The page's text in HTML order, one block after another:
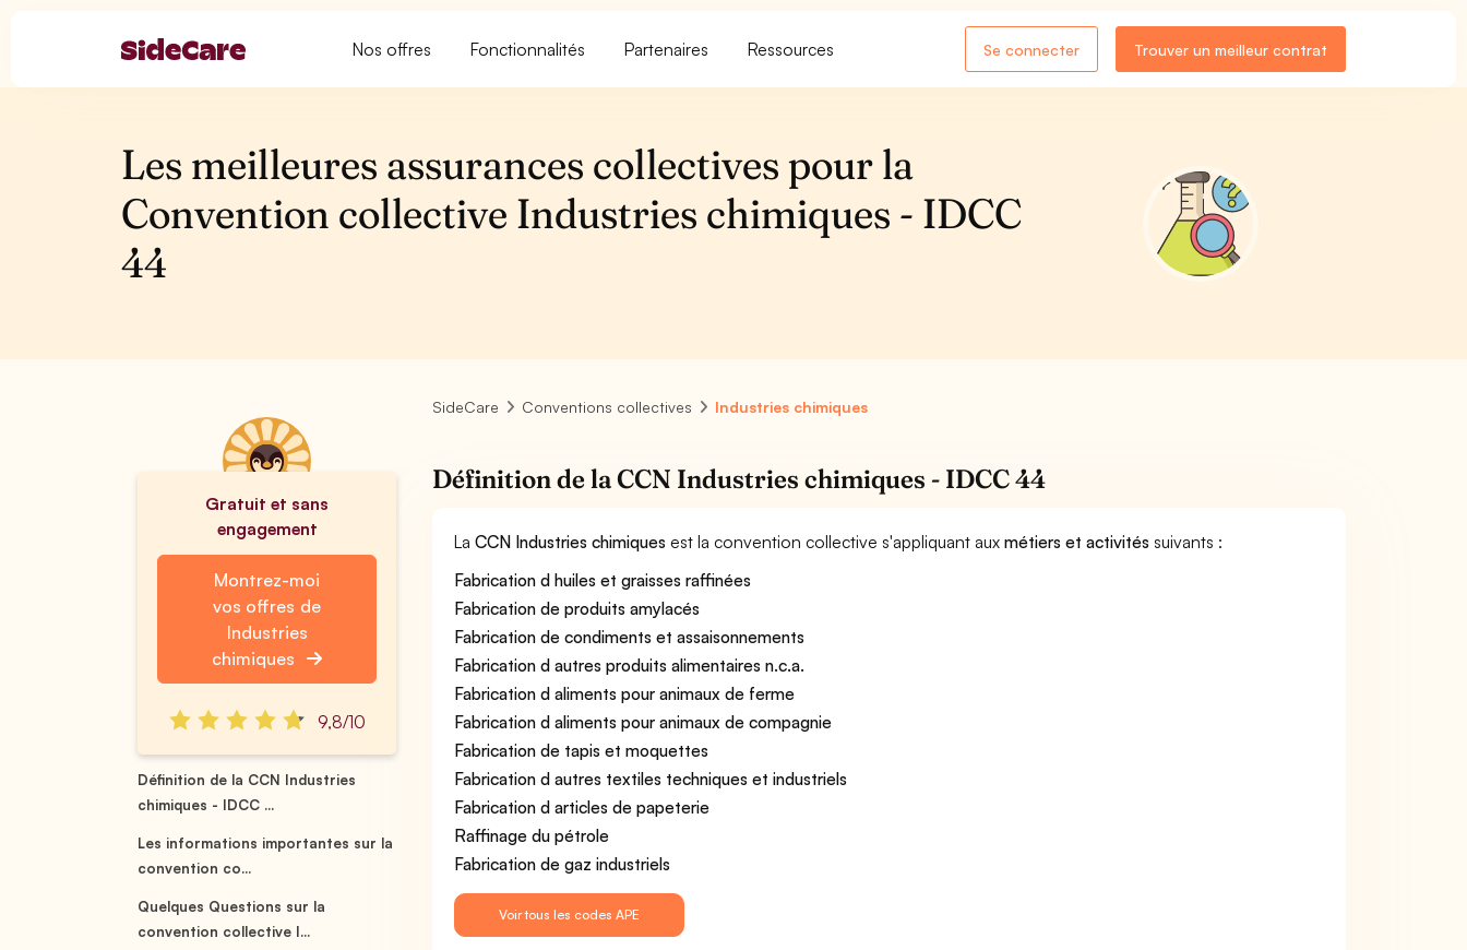
Nos offres Fonctionnalités Partenaires Ressources Se connecter Trouver un meilleur contrat
Les meilleures assurances collectives pour la
Convention collective Industries chimiques - IDCC
44
Gratuit et sans
engagement
Montrez-moi
vos offres de
Industries
chimiques
9,8/10
Définition de la CCN Industries
chimiques - IDCC ...
Les informations importantes sur la
convention co...
Quelques Questions sur la
convention collective I...
SideCare Conventions collectives Industries chimiques
Définition de la CCN Industries chimiques - IDCC 44
LaCCN Industries chimiques est la convention collective s'appliquant auxmétiers et activités suivants :
Fabrication d huiles et graisses raffinées
Fabrication de produits amylacés
Fabrication de condiments et assaisonnements
Fabrication d autres produits alimentaires n.c.a.
Fabrication d aliments pour animaux de ferme
Fabrication d aliments pour animaux de compagnie
Fabrication de tapis et moquettes
Fabrication d autres textiles techniques et industriels
Fabrication d articles de papeterie
Raffinage du pétrole
Fabrication de gaz industriels
Voir tous les codes APE